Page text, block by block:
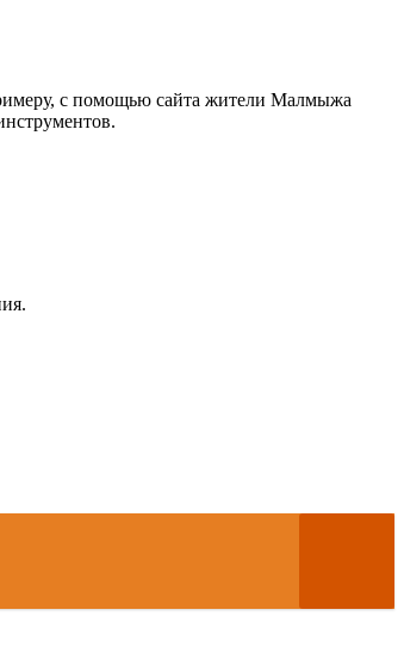
с помощью сайта жители Малмыжа